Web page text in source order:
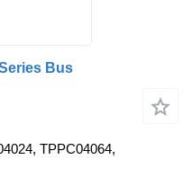
Bus
TPPC04064,